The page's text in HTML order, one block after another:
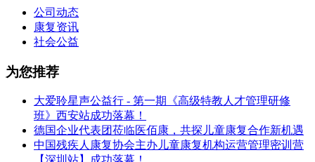
公司动态
康复资讯
社会公益
为您推荐
大爱聆星声公益行 - 第一期《高级特教人才管理研修
班》西安站成功落幕！
德国企业代表团莅临医佰康，共探儿童康复合作新机遇
中国残疾人康复协会主办儿童康复机构运营管理密训营